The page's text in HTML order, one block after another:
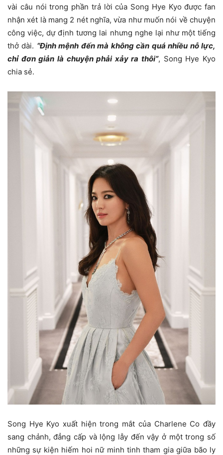
vài câu nói trong phần trả lời của Song Hye Kyo được fan
nhận xét là mang 2 nét nghĩa, vừa như muốn nói về chuyện
công việc, dự định tương lai nhưng nghe lại như một tiếng
thở dài. “Định mệnh đến mà không cần quá nhiều nỗ lực,
chỉ đơn giản là chuyện phải xảy ra thôi”, Song Hye Kyo
chia sẻ.
Song Hye Kyo xuất hiện trong mắt của Charlene Co đầy
sang chảnh, đẳng cấp và lộng lẫy đến vậy ở một trong số
những sự kiện hiếm hoi nữ minh tinh tham gia giữa bão ly